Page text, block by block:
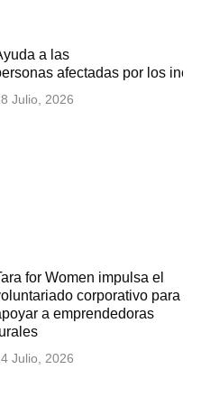
a las
afectadas por los
Julio, 2026
for Women impulsa el
corporativo para
a emprendedoras
Julio, 2026